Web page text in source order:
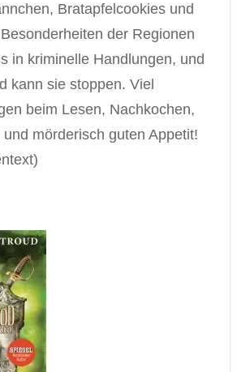
Bratapfelcookies und
der Regionen
in kriminelle Handlungen, und
kann sie stoppen. Viel
beim Lesen, Nachkochen,
und mörderisch guten Appetit!